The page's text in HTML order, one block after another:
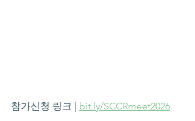
참가신청 링크 | bit.ly/SCCRmeet2026